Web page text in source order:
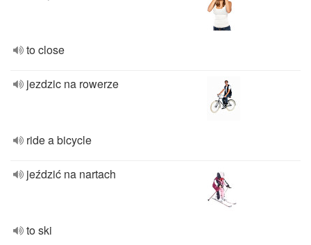
to close
jezdzic na rowerze
ride a bicycle
jeździć na nartach
to ski